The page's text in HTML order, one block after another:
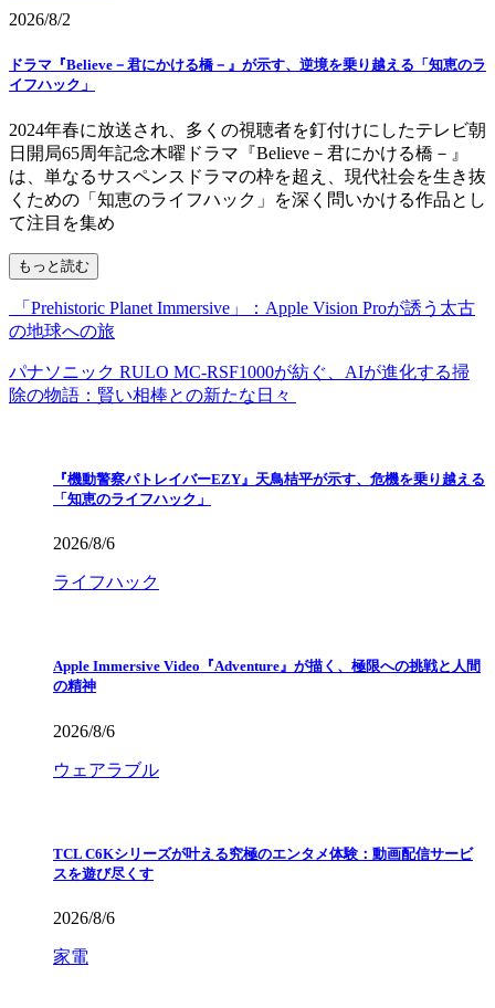
2026/8/2
ドラマ『Believe－君にかける橋－』が示す、逆境を乗り越える「知恵のラ
イフハック」
2024年春に放送され、多くの視聴者を釘付けにしたテレビ朝
日開局65周年記念木曜ドラマ『Believe－君にかける橋－』
は、単なるサスペンスドラマの枠を超え、現代社会を生き抜
くための「知恵のライフハック」を深く問いかける作品とし
て注目を集め
もっと読む
「Prehistoric Planet Immersive」：Apple Vision Proが誘う太古
の地球への旅
パナソニック RULO MC-RSF1000が紡ぐ、AIが進化する掃
除の物語：賢い相棒との新たな日々
『機動警察パトレイバーEZY』天鳥桔平が示す、危機を乗り越える
「知恵のライフハック」
2026/8/6
ライフハック
Apple Immersive Video『Adventure』が描く、極限への挑戦と人間
の精神
2026/8/6
ウェアラブル
TCL C6Kシリーズが叶える究極のエンタメ体験：動画配信サービ
スを遊び尽くす
2026/8/6
家電